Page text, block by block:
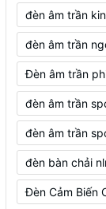
đèn âm trần
đèn âm trần
Đèn âm trần
đèn âm trần
đèn âm trần
đèn bàn chải
Đèn Cảm Biến